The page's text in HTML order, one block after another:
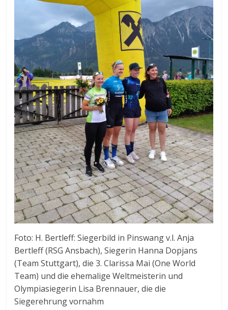
Foto: H. Bertleff: Siegerbild in Pinswang v.l. Anja
Bertleff (RSG Ansbach), Siegerin Hanna Dopjans
(Team Stuttgart), die 3. Clarissa Mai (One World
Team) und die ehemalige Weltmeisterin und
Olympiasiegerin Lisa Brennauer, die die
Siegerehrung vornahm